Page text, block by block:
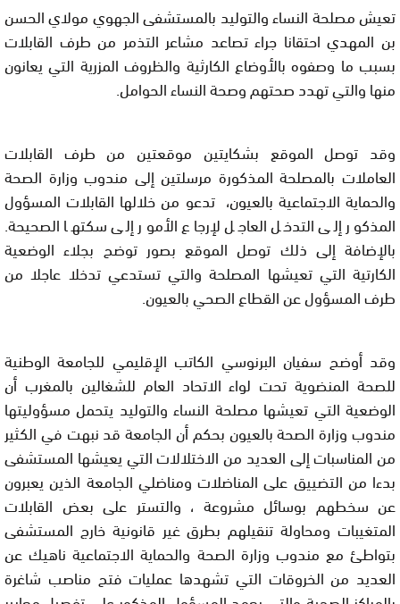
تعيش مصلحة النساء والتوليد بالمستشفى الجهوي مولاي الحسن
بن المهدي احتقانا جراء تصاعد مشاعر التذمر من طرف القابلات
بسبب ما وصفوه بالأوضاع الكارثية والظروف المزرية التي يعانون
منها والتي تهدد صحتهم وصحة النساء الحوامل.
وقد توصل الموقع بشكايتين موقعتين من طرف القابلات
العاملات بالمصلحة المذكورة مرسلتين إلى مندوب وزارة الصحة
والحماية الاجتماعية بالعيون، تدعو من خلالها القابلات المسؤول
المذكور إلى التدخل العاجل لإرجاع الأمور إلى سكتها الصحيحة.
بالإضافة إلى ذلك توصل الموقع بصور توضح بجلاء الوضعية
الكارتية التي تعيشها المصلحة والتي تستدعي تدخلا عاجلا من
طرف المسؤول عن القطاع الصحي بالعيون.
وقد أوضح سفيان البرنوسي الكاتب الإقليمي للجامعة الوطنية
للصحة المنضوية تحت لواء الاتحاد العام للشغالين بالمغرب أن
الوضعية التي تعيشها مصلحة النساء والتوليد يتحمل مسؤوليتها
مندوب وزارة الصحة بالعيون بحكم أن الجامعة قد نبهت في الكثير
من المناسبات إلى العديد من الاختلالات التي يعيشها المستشفى
بدءا من التضييق على المناضلات ومناضلي الجامعة الذين يعبرون
عن سخطهم بوسائل مشروعة ، والتستر على بعض القابلات
المتغيبات ومحاولة تنقيلهم بطرق غير قانونية خارج المستشفى
بتواطئ مع مندوب وزارة الصحة والحماية الاجتماعية ناهيك عن
العديد من الخروقات التي تشهدها عمليات فتح مناصب شاغرة